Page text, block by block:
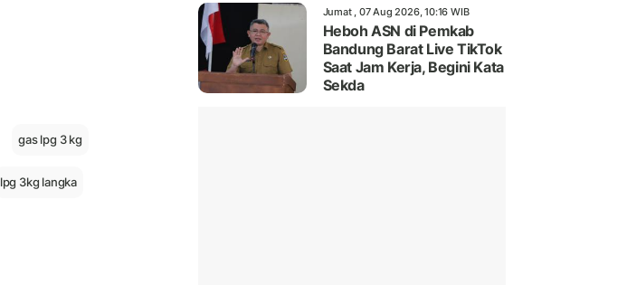
gas lpg 3 kg
lpg 3kg langka
Jumat , 07 Aug 2026, 10:16 WIB
Heboh ASN di Pemkab
Bandung Barat Live TikTok
Saat Jam Kerja, Begini Kata
Sekda